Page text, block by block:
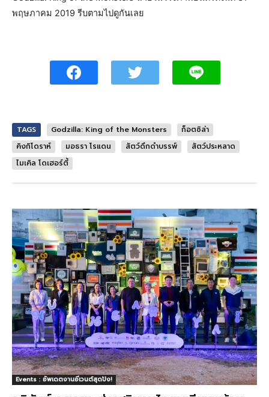
พฤษภาคม 2019 รีบตามไปดูกันเลย
TAGS Godzilla: King of the Monsters
ก็อตซิล่า
คิงกิโดราห์
มอธรา โรแดน สัตว์ดึกดำบรรพ์
สัตว์ประหลาด
ไมเคิล โดเฮอร์ตี้
Events : อัพเดตงานอีเวนต์สุดปัง!